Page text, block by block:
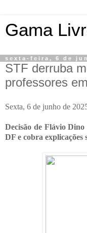
Gama
sexta-feira, 6 de
STF derruba
professores
Sexta, 6 de junho de
Decisão de Flávio
DF e cobra explicações